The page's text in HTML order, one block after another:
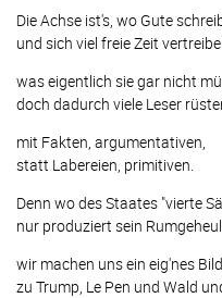
Die Achse ist's, wo Gute
und sich viel freie Zeit
was eigentlich sie gar nicht
doch dadurch viele Leser
mit Fakten, argumentativen,
statt Labereien, primitiven.
Denn wo des Staates "vierte
nur produziert sein
wir machen uns ein eig'nes Bild.
zu Trump, Le Pen und Wald